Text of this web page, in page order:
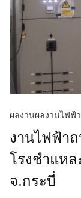
ผลงานผลงานไฟฟ้า
งานไฟฟ้า
โรงชำแห
จ.กระบี่